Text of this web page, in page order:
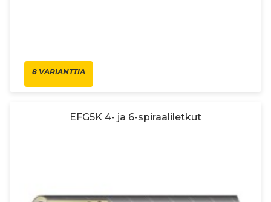
8 VARIANTTIA
EFG5K 4- ja 6-spiraaliletkut